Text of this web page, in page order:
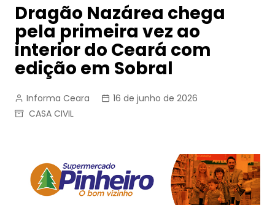
Dragão Nazárea chega
pela primeira vez ao
interior do Ceará com
edição em Sobral
Informa Ceara
16 de junho de 2026
CASA CIVIL